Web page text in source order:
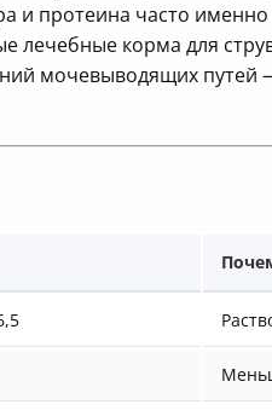
и протеина часто именно
лечебные корма для
мочевыводящих